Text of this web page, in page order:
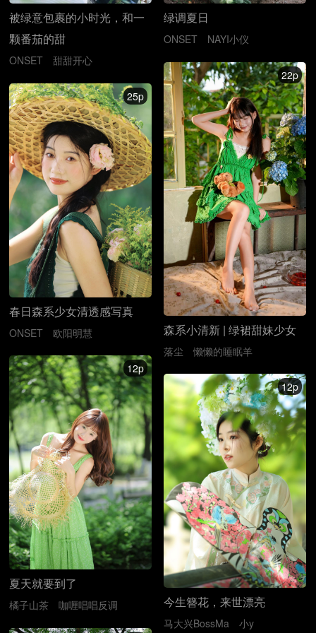
被绿意包裹的小时光，和一
颗番茄的甜
ONSET 甜甜开心
绿调夏日
ONSET NAYI小仪
22p
森系小清新 | 绿裙甜妹少女
落尘 懒懒的睡眠羊
25p
春日森系少女清透感写真
ONSET 欧阳明慧
12p
夏天就要到了
橘子山茶 咖喱唱唱反调
12p
今生簪花，来世漂亮
马大兴BossMa 小y